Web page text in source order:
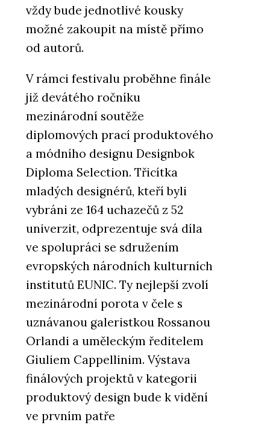
vždy bude jednotlivé kousky
možné zakoupit na místě přímo
od autorů.
V rámci festivalu proběhne finále
již devátého ročníku
mezinárodní soutěže
diplomových prací produktového
a módního designu Designbok
Diploma Selection. Třicítka
mladých designérů, kteří byli
vybráni ze 164 uchazečů z 52
univerzit, odprezentuje svá díla
ve spolupráci se sdružením
evropských národních kulturních
institutů EUNIC. Ty nejlepší zvolí
mezinárodní porota v čele s
uznávanou galeristkou Rossanou
Orlandi a uměleckým ředitelem
Giuliem Cappellinim. Výstava
finálových projektů v kategorii
produktový design bude k vidění
ve prvním patře